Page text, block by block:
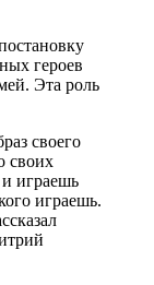
героев
Эта роль
своего
своих
играешь
играешь.